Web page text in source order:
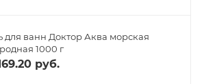
для ванн Доктор Аква морская
1000 г
руб.